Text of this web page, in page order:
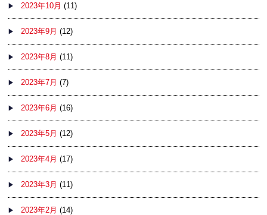
2023年10月 (11)
2023年9月 (12)
2023年8月 (11)
2023年7月 (7)
2023年6月 (16)
2023年5月 (12)
2023年4月 (17)
2023年3月 (11)
2023年2月 (14)